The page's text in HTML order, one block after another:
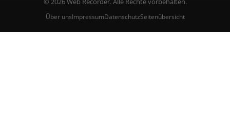
Über unsImpressumDatenschutzSeitenübersicht